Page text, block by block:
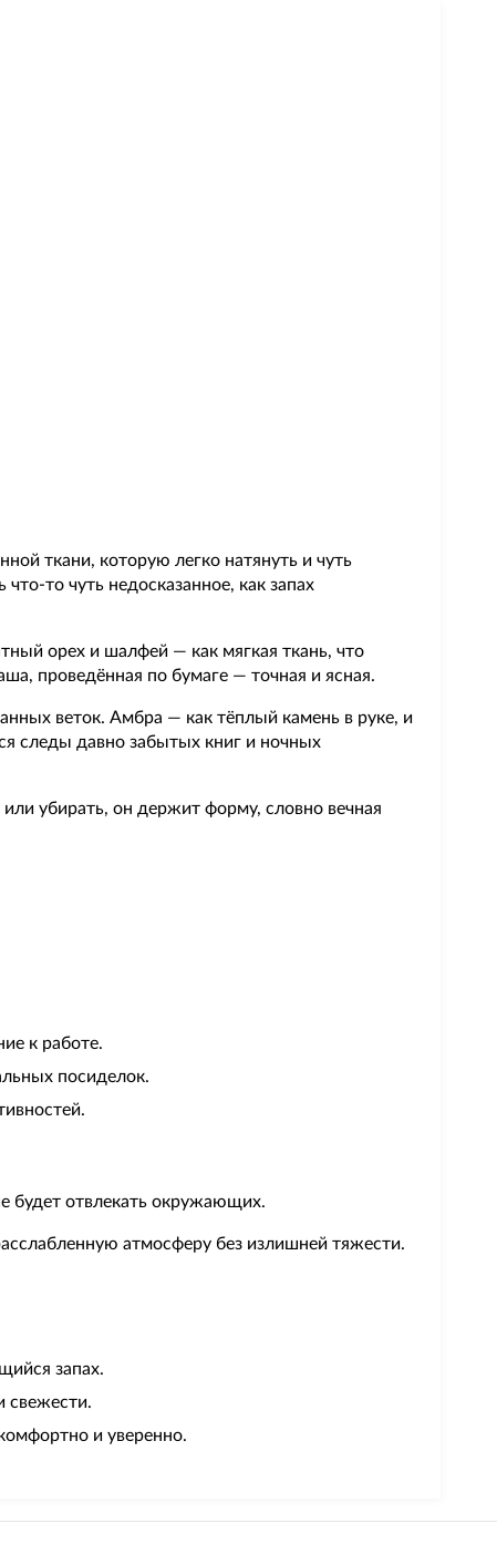
ткани, которую легко натянуть и чуть
то чуть недосказанное, как запах
орех и шалфей — как мягкая ткань, что
проведённая по бумаге — точная и ясная.
веток. Амбра — как тёплый камень в руке, и
следы давно забытых книг и ночных
убирать, он держит форму, словно вечная
к работе.
посиделок.
будет отвлекать окружающих.
атмосферу без излишней тяжести.
запах.
свежести.
и уверенно.